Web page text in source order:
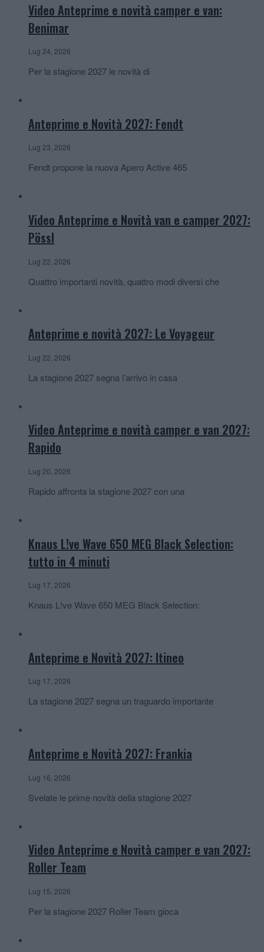
Video Anteprime e novità camper e van:
Benimar
Lug 24, 2026
Per la stagione 2027 le novità di
Anteprime e Novità 2027: Fendt
Lug 23, 2026
Fendt propone la nuova Apero Active 465
Video Anteprime e Novità van e camper 2027:
Pössl
Lug 22, 2026
Quattro importanti novità, quattro modi diversi che
Anteprime e novità 2027: Le Voyageur
Lug 22, 2026
La stagione 2027 segna l’arrivo in casa
Video Anteprime e novità camper e van 2027:
Rapido
Lug 20, 2026
Rapido affronta la stagione 2027 con una
Knaus L!ve Wave 650 MEG Black Selection:
tutto in 4 minuti
Lug 17, 2026
Knaus L!ve Wave 650 MEG Black Selection:
Anteprime e Novità 2027: Itineo
Lug 17, 2026
La stagione 2027 segna un traguardo importante
Anteprime e Novità 2027: Frankia
Lug 16, 2026
Svelate le prime novità della stagione 2027
Video Anteprime e Novità camper e van 2027:
Roller Team
Lug 15, 2026
Per la stagione 2027 Roller Team gioca